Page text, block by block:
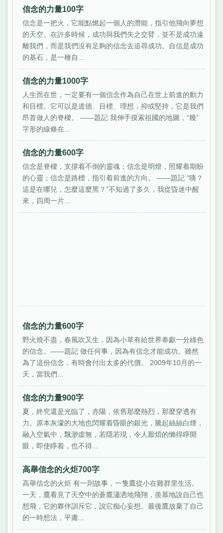
信念的力量100字
信念是一把火，它能點燃起一個人的潛能，指引他飛向夢想
的天空。在許多時候，成功與我們失之交臂，並不是成功遠
離我們，而是我們沒有足夠的信念去追尋成功。自信是成功
的基石，是一種自...
信念的力量1000字
人生而在世，一定要有一個信念作為自己在世上前進的動力
和目標。它可以是道德、目標、理想，抑或堅持，它是我們
昂首做人的脊樑。 ——題記 我伸手摸索祖國的地圖，“幾”
字形的線條在...
信念的力量600字
信念是脊樑，支撐着不倒的靈魂；信念是明燈，照耀着期盼
的心靈；信念是路標，指引着前進的方向。 ——題記 “咦？
這是在哪兒，怎麼這麼黑？”不知過了多久，我從昏迷中醒
來，四周一片...
信念的力量600字
野火燒不盡，春風吹又生，因為小草有給世界奉獻一分綠色
的信念。——題記 做任何事，因為有信念才能成功。雖然
為了這份信念，有時會付出太多的代價。 2009年10月的一
天，當我們...
信念的力量900字
夏，終究還是光臨了，赤陽，依舊那麼熱烈，那麼穿透有
力。原本灰濛的大地也閃耀着昏眼的銀光，騰起絲絲白煙，
融入空氣中，飄渺虛無，若隱若現，令人厭煩的懶得睜開
眼，即使睜着，也不得...
高舉信念的火炬700字
高舉信念的火炬 有一則故事，一隻鷹從小在雞群里生活。
一天，鷹看見了天空中的蒼鷹瀟洒地飛翔，羨慕地說自己也
想飛，它的夥伴訓斥它，說它痴心妄想。最後鷹放棄了自己
的一時想法，平庸...